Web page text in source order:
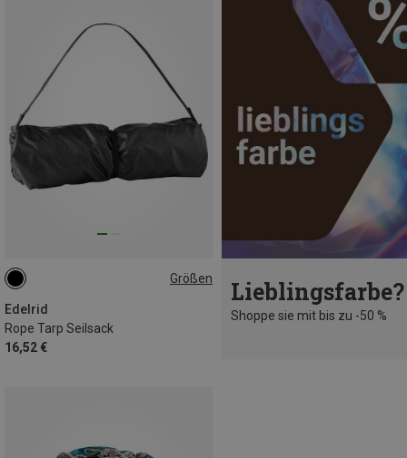
Größen
Edelrid
Rope Tarp Seilsack
16,52 €
120CM Lieblingsfarbe?
Shoppe sie mit bis zu -50 %